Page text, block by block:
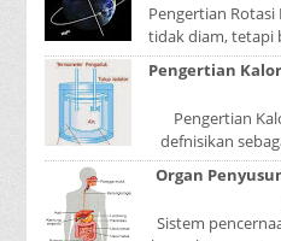
Pengertian
tidak diam, tetapi
disebut rotasi
Pengertian
Pengertian
defnisikan
dapat berpindah
Organ
Sistem